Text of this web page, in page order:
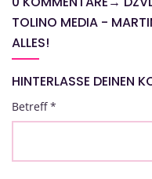
TOLINO MEDIA -
ALLES!
HINTERLASSE DEINEN
Betreff*